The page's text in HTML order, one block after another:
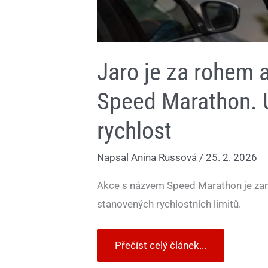
Jaro je za rohem
Speed Marathon.
rychlost
Napsal Anina Russová / 25. 2. 2026
Akce s názvem Speed Marathon je
stanovených rychlostních limitů.
Přečíst celý článek...